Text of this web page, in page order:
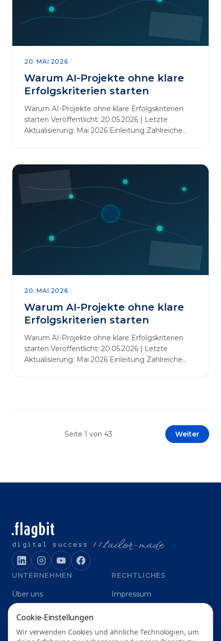
20. MAI 2026
Warum AI-Projekte ohne klare
Erfolgskriterien starten
Warum AI-Projekte ohne klare Erfolgskriterien
starten Veröffentlicht: 20.05.2026 | Letzte
Aktualisierung: Mai 2026 Einleitung Zahlreiche
automatisieren oder sich Wettbewerbsvorteile zu
verschaffen. Oftmals liegt der Fokus dabei auf
praxisnahem Handeln: Erfahrungen sammeln,
Prototypen entwickeln und interne Skepsis
abbauen. Der zentrale Begriff dieses Beitrags ist
„Erfolgskriterien für AI-Projekte“. In [&hellip;]
20. MAI 2026
Warum AI-Projekte ohne klare
Erfolgskriterien starten
Warum AI-Projekte ohne klare Erfolgskriterien
starten Veröffentlicht: 20.05.2026 | Letzte
Aktualisierung: Mai 2026 Einleitung Zahlreiche
Prototypen entwickeln und interne Skepsis
abbauen. Der zentrale Begriff dieses Beitrags ist
Seite 1 von 43 Weiter
digital success //tailor-made
UNTERNEHMEN
Über uns
RECHTLICHES
Impressum
Cookie-Einstellungen
Wir verwenden Cookies und ähnliche Technologien, um